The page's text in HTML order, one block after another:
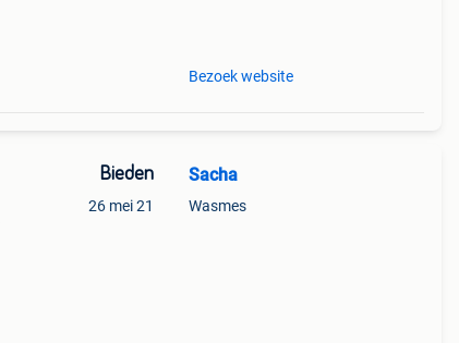
Bezoek website
Bieden
26 mei 21
Sacha
Wasmes